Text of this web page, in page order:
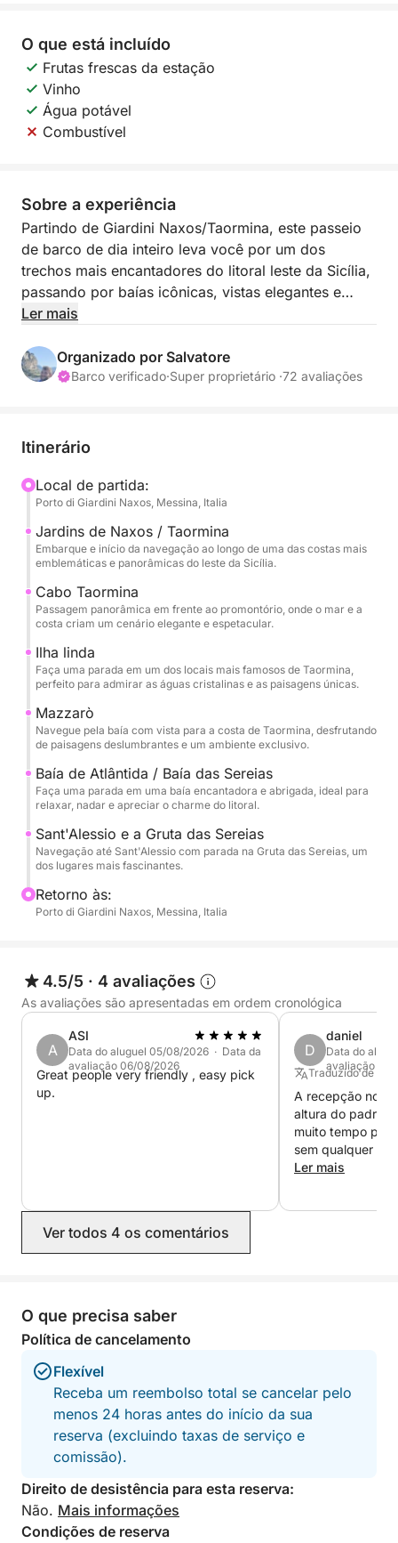
O que está incluído
Frutas frescas da estação
Vinho
Água potável
Combustível
Sobre a experiência
Partindo de Giardini Naxos/Taormina, este passeio
de barco de dia inteiro leva você por um dos
trechos mais encantadores do litoral leste da Sicília,
passando por baías icônicas, vistas elegantes e
locais cativantes. Esta experiência foi pensada para
relaxando e contemplando paisagens inesquecíveis.
mar cristalino encontra uma paisagem dramática e
enseadas pitorescas e vistas perfeitas para um
mergulho ou para simplesmente relaxar à beira-mar.
O passeio continua em direção a Mazzarò e à
esplêndida Baía de Atlantis, também conhecida
como Baía das Sereias, um recanto exclusivo e
refinado onde a natureza se funde com a elegância
da baía. As águas cristalinas e o ambiente isolado
tornam esta parada particularmente evocativa
durante o dia.
Finalmente, chegamos a Sant'Alessio, passando pela
pitoresca Gruta das Sereias, um lugar rico em
nadar, relaxar e praticar snorkeling antes de retornar
após um dia inteiro dedicado a descobrir o mar
mais bonito da costa de Taormina.
Ler mais
Organizado por Salvatore
Barco verificado·Super proprietário ·72 avaliações
Itinerário
Local de partida:
Porto di Giardini Naxos, Messina, Italia
Jardins de Naxos / Taormina
Embarque e início da navegação ao longo de uma das costas mais
emblemáticas e panorâmicas do leste da Sicília.
Cabo Taormina
Passagem panorâmica em frente ao promontório, onde o mar e a
costa criam um cenário elegante e espetacular.
Ilha linda
Faça uma parada em um dos locais mais famosos de Taormina,
perfeito para admirar as águas cristalinas e as paisagens únicas.
Mazzarò
Navegue pela baía com vista para a costa de Taormina, desfrutando
de paisagens deslumbrantes e um ambiente exclusivo.
Baía de Atlântida / Baía das Sereias
Faça uma parada em uma baía encantadora e abrigada, ideal para
relaxar, nadar e apreciar o charme do litoral.
Sant'Alessio e a Gruta das Sereias
Navegação até Sant'Alessio com parada na Gruta das Sereias, um
dos lugares mais fascinantes.
Retorno às:
Porto di Giardini Naxos, Messina, Italia
4.5/5 · 4 avaliações
As avaliações são apresentadas em ordem cronológica
A
ASI
Data do aluguel 05/08/2026 · Data da
avaliação 06/08/2026
Great people very friendly , easy pick
up.
D
daniel
Data do
avaliação 23/
Traduzido de
A recepção no
altura do padrão
muito tempo
sem qualquer
check-in foi
Ler mais
Ver todos 4 os comentários
O que precisa saber
Política de cancelamento
Flexível
Receba um reembolso total se cancelar pelo
menos 24 horas antes do início da sua
reserva (excluindo taxas de serviço e
comissão).
Direito de desistência para esta reserva:
Não. Mais informações
Condições de reserva